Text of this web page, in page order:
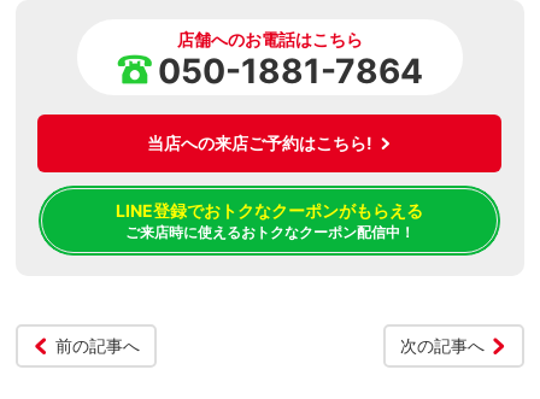
店舗へのお電話はこちら
050-1881-7864
当店への来店ご予約はこちら!
LINE登録でおトクなクーポンがもらえる
ご来店時に使えるおトクなクーポン配信中！
前の記事へ 次の記事へ